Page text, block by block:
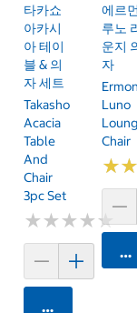
타카쇼
아카시
아 테이
블 & 의
자 세트
Takasho
Acacia
Table
And
Chair
3pc Set
★★★★★
★★★★★
카트에 담기
에르먼
루노
운지
자
Ermon
Luno
Chair
★★
★★